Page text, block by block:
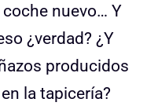
coche nuevo… Y
¿verdad? ¿Y
producidos
la tapicería?